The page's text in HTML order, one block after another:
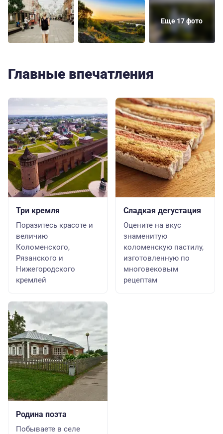
Еще 17 фото
Главные впечатления
Три кремля
Поразитесь красоте и
величию
Коломенского,
Рязанского и
Нижегородского
кремлей
Родина поэта
Побываете в селе
Сладкая дегустация
Оцените на вкус
знаменитую
коломенскую пастилу,
изготовленную по
многовековым
рецептам